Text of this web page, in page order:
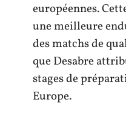
européennes.
une meilleure
des matchs de
que Desabre
stages de
Europe.